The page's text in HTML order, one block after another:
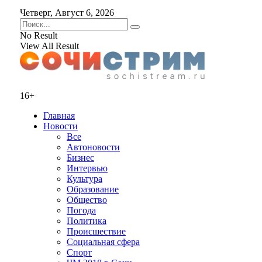
Четверг, Август 6, 2026
No Result
View All Result
16+
Главная
Новости
Все
Автоновости
Бизнес
Интервью
Культура
Образование
Общество
Погода
Политика
Происшествие
Социальная сфера
Спорт